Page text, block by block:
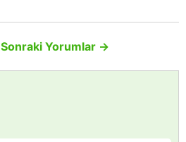
Sonraki Yorumlar →